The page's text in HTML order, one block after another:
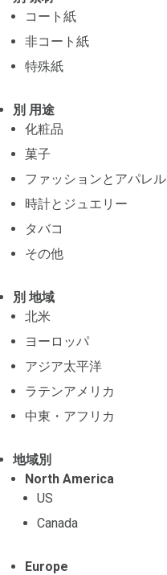
コート紙
非コート紙
特殊紙
別 用途
化粧品
菓子
ファッションとアパレル
時計とジュエリー
タバコ
その他
別 地域
北米
ヨーロッパ
アジア太平洋
ラテンアメリカ
中東・アフリカ
地域別
North America
US
Canada
Europe